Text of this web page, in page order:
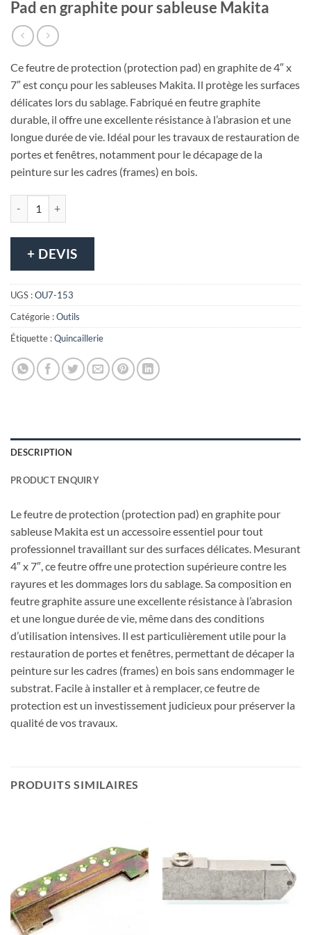
Pad en graphite pour sableuse Makita
Ce feutre de protection (protection pad) en graphite de 4″ x
7″ est conçu pour les sableuses Makita. Il protège les surfaces
délicates lors du sablage. Fabriqué en feutre graphite
durable, il offre une excellente résistance à l’abrasion et une
longue durée de vie. Idéal pour les travaux de restauration de
portes et fenêtres, notamment pour le décapage de la
peinture sur les cadres (frames) en bois.
+ DEVIS
UGS :OU7-153
Catégorie :Outils
Étiquette :Quincaillerie
DESCRIPTION
PRODUCT ENQUIRY
Le feutre de protection (protection pad) en graphite pour
sableuse Makita est un accessoire essentiel pour tout
professionnel travaillant sur des surfaces délicates. Mesurant
4″ x 7″, ce feutre offre une protection supérieure contre les
rayures et les dommages lors du sablage. Sa composition en
feutre graphite assure une excellente résistance à l’abrasion
et une longue durée de vie, même dans des conditions
d’utilisation intensives. Il est particulièrement utile pour la
restauration de portes et fenêtres, permettant de décaper la
peinture sur les cadres (frames) en bois sans endommager le
substrat. Facile à installer et à remplacer, ce feutre de
protection est un investissement judicieux pour préserver la
qualité de vos travaux.
PRODUITS SIMILAIRES